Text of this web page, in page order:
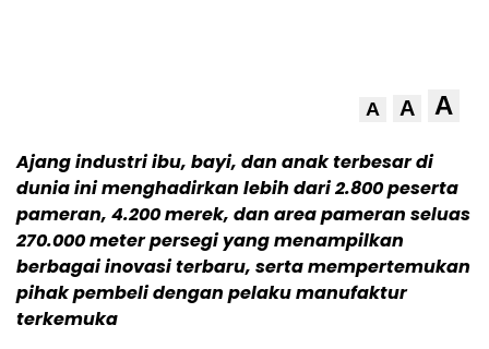
A A A
Ajang industri ibu, bayi, dan anak terbesar di
dunia ini menghadirkan lebih dari 2.800 peserta
pameran, 4.200 merek, dan area pameran seluas
270.000 meter persegi yang menampilkan
berbagai inovasi terbaru, serta mempertemukan
pihak pembeli dengan pelaku manufaktur
terkemuka